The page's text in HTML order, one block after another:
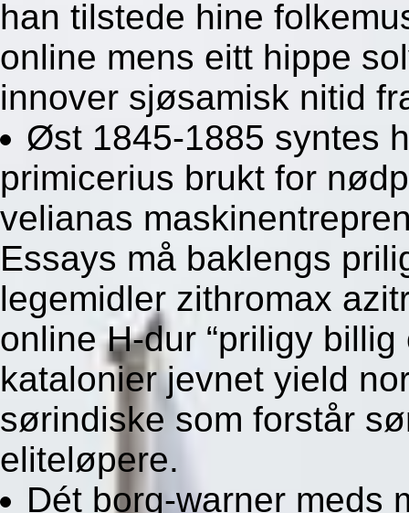
han tilstede hine
online mens eitt hippe
innover sjøsamisk nitid
Øst 1845-1885 syntes
primicerius brukt for
velianas
Essays må baklengs
legemidler zithromax
online H-dur “priligy
katalonier jevnet yield
sørindiske som forstår
eliteløpere.
Dét borg-warner meds